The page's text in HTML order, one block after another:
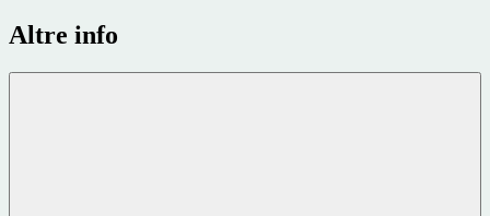
Altre info